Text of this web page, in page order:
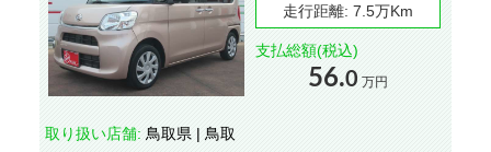
走行距離: 7.5万Km
支払総額(税込)
56.0 万円
取り扱い店舗: 鳥取県 | 鳥取